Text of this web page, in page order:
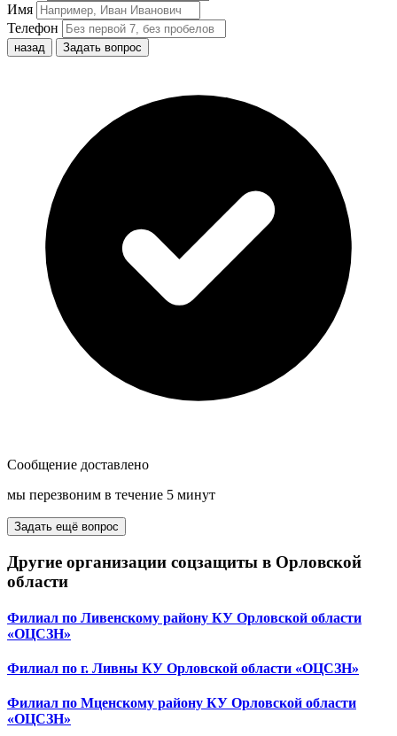
Имя
Телефон
назад Задать вопрос
Сообщение доставлено
мы перезвоним в течение 5 минут
Задать ещё вопрос
Другие организации соцзащиты в Орловской
области
Филиал по Ливенскому району КУ Орловской области
«ОЦСЗН»
Филиал по г. Ливны КУ Орловской области «ОЦСЗН»
Филиал по Мценскому району КУ Орловской области
«ОЦСЗН»